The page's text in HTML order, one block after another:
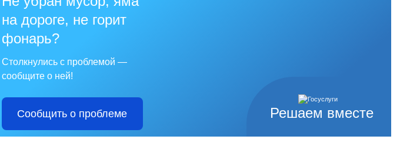
Решаем вместе
на дороге, не горит
фонарь?
Столкнулись с проблемой —
сообщите о ней!
Сообщить о проблеме